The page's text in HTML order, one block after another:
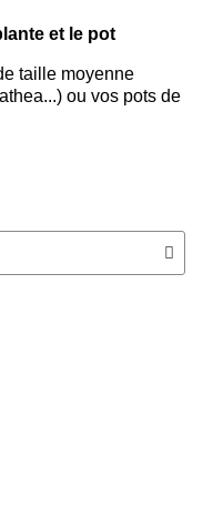
et le pot
taille moyenne
ou vos pots de